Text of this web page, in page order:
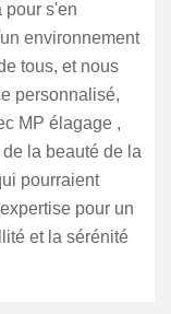
pour s'en
environnement
tous, et nous
personnalisé,
MP élagage ,
la beauté de la
pourraient
pour un
et la sérénité